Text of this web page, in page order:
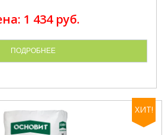
1 434 руб.
ПОДРОБНЕЕ
ХИТ!